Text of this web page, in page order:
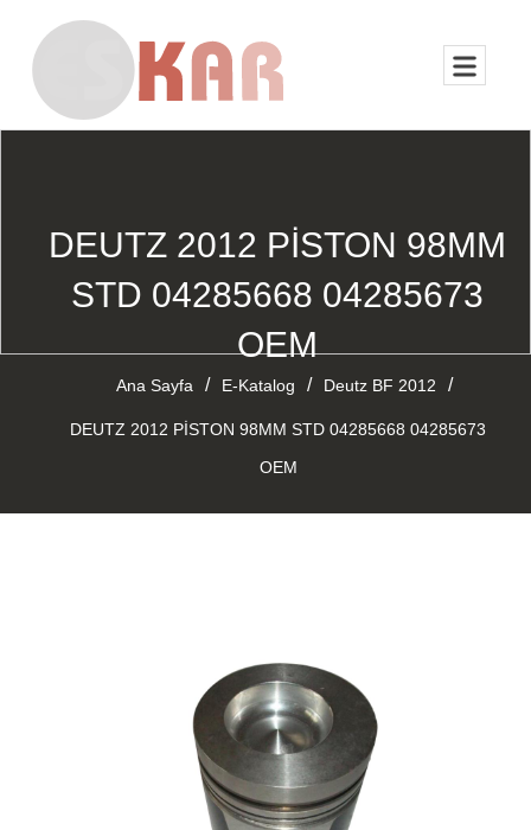
DEUTZ 2012 PİSTON 98MM
STD 04285668 04285673
OEM
Ana Sayfa / E-Katalog / Deutz BF 2012 /
DEUTZ 2012 PİSTON 98MM STD 04285668 04285673
OEM